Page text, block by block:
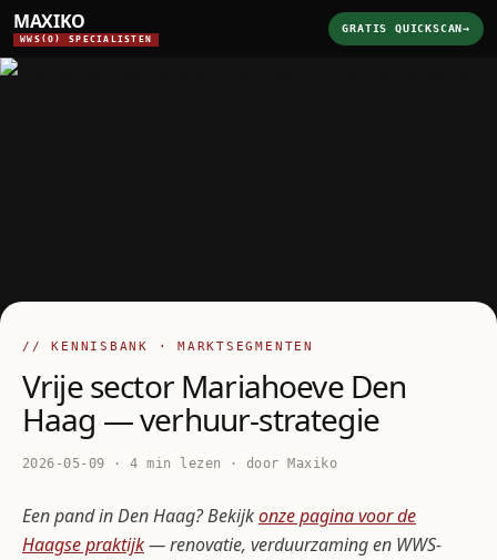
MAXIKO
WWS(O) SPECIALISTEN
GRATIS QUICKSCAN→
// KENNISBANK · MARKTSEGMENTEN
Vrije sector Mariahoeve Den
Haag — verhuur-strategie
2026-05-09 · 4 min lezen · door Maxiko
Een pand in Den Haag? Bekijkonze pagina voor de
Haagse praktijk— renovatie, verduurzaming en WWS-